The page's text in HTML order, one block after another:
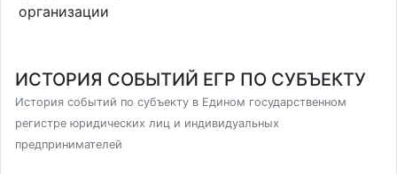
организации
ИСТОРИЯ СОБЫТИЙ ЕГР ПО СУБЪЕКТУ
История событий по субъекту в Едином государственном
регистре юридических лиц и индивидуальных
предпринимателей